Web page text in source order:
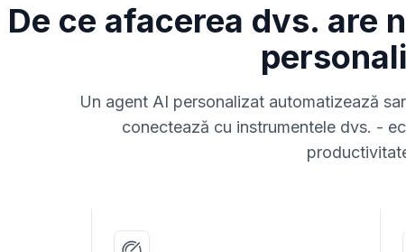
De ce afacerea dvs. are
Un agent AI personalizat automatizează
conectează cu instrumentele dvs. -